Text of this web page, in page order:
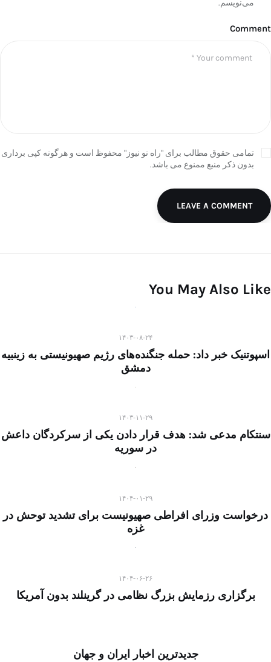
می‌نویسم.
Comment
تمامی حقوق مطالب برای "راه نو نیوز" محفوظ است و هرگونه کپی برداری
بدون ذکر منبع ممنوع می باشد.
LEAVE A COMMENT
You May Also Like
۱۴۰۳-۰۸-۲۴
اسپوتنیک خبر داد: حمله جنگنده‌های رژیم صهیونیستی به زینبیه
دمشق
۱۴۰۳-۱۱-۲۹
سنتکام مدعی شد: هدف قرار دادن یکی از سرکردگان داعش
در سوریه
۱۴۰۴-۰۱-۲۹
درخواست وزرای افراطی صهیونیست برای تشدید توحش در
غزه
۱۴۰۴-۰۶-۲۶
برگزاری رزمایش بزرگ نظامی در گرینلند بدون آمریکا
جدیدترین اخبار ایران و جهان